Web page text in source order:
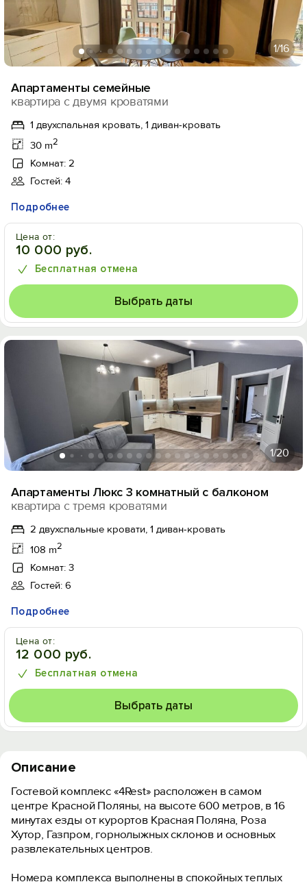
1/16
Апартаменты семейные
квартира с двумя кроватями
1 двухспальная кровать, 1 диван-кровать
30 m2
Комнат: 2
Гостей: 4
Подробнее
Цена от:
10 000 руб.
Бесплатная отмена
Выбрать даты
1/20
Апартаменты Люкс 3 комнатный c балконом
квартира с тремя кроватями
2 двухспальные кровати, 1 диван-кровать
108 m2
Комнат: 3
Гостей: 6
Подробнее
Цена от:
12 000 руб.
Бесплатная отмена
Выбрать даты
Описание
Гостевой комплекс «4Rest» расположен в самом
центре Красной Поляны, на высоте 600 метров, в 16
минутах езды от курортов Красная Поляна, Роза
Хутор, Газпром, горнолыжных склонов и основных
развлекательных центров.
Номера комплекса выполнены в спокойных теплых